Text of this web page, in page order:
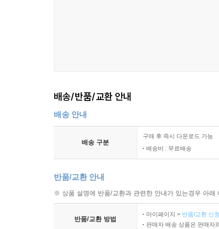
배송/반품/교환 안내
배송 안내
배송 구분
구매 후 즉시 다운로드 가능
배송비 : 무료배송
반품/교환 안내
※ 상품 설명에 반품/교환과 관련한 안내가 있는경우 아
반품/교환 방법
마이페이지 > 반품/교환 신
판매자 배송 상품은 판매자